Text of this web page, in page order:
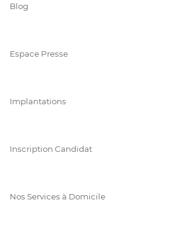
Blog
Espace Presse
Implantations
Inscription Candidat
Nos Services à Domicile